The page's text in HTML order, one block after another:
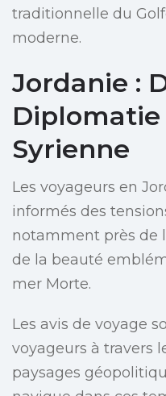
traditionnelle du
moderne.
Jordanie :
Syrienne
Les voyageurs en
informés des
notamment près de
de la beauté
mer Morte.
Les avis de voyage
voyageurs à travers
paysages